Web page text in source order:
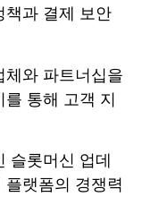
책과 결제 보안
와 파트너십을
통해 고객 지
슬롯머신 업데
랫폼의 경쟁력